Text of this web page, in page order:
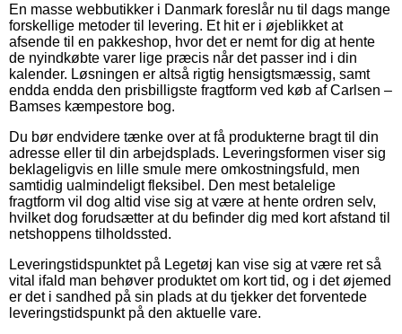
En masse webbutikker i Danmark foreslår nu til dags mange
forskellige metoder til levering. Et hit er i øjeblikket at
afsende til en pakkeshop, hvor det er nemt for dig at hente
de nyindkøbte varer lige præcis når det passer ind i din
kalender. Løsningen er altså rigtig hensigtsmæssig, samt
endda endda den prisbilligste fragtform ved køb af Carlsen –
Bamses kæmpestore bog.
Du bør endvidere tænke over at få produkterne bragt til din
adresse eller til din arbejdsplads. Leveringsformen viser sig
beklageligvis en lille smule mere omkostningsfuld, men
samtidig ualmindeligt fleksibel. Den mest betalelige
fragtform vil dog altid vise sig at være at hente ordren selv,
hvilket dog forudsætter at du befinder dig med kort afstand til
netshoppens tilholdssted.
Leveringstidspunktet på Legetøj kan vise sig at være ret så
vital ifald man behøver produktet om kort tid, og i det øjemed
er det i sandhed på sin plads at du tjekker det forventede
leveringstidspunkt på den aktuelle vare.